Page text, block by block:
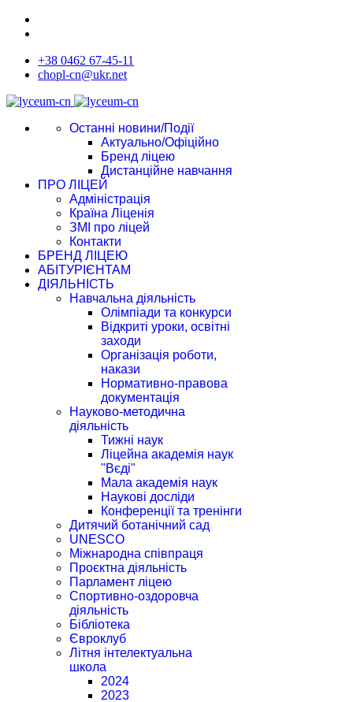
+38 0462 67-45-11
chopl-cn@ukr.net
Останні новини/Події
Актуально/Офіційно
Бренд ліцею
Дистанційне навчання
ПРО ЛІЦЕЙ
Адміністрація
Країна Ліценія
ЗМІ про ліцей
Контакти
БРЕНД ЛІЦЕЮ
АБІТУРІЄНТАМ
ДІЯЛЬНІСТЬ
Навчальна діяльність
Олімпіади та конкурси
Відкриті уроки, освітні
заходи
Організація роботи,
накази
Нормативно-правова
документація
Науково-методична
діяльність
Тижні наук
Ліцейна академія наук
"Вєді"
Мала академія наук
Наукові досліди
Конференції та тренінги
Дитячий ботанічний сад
UNESCO
Міжнародна співпраця
Проєктна діяльність
Парламент ліцею
Спортивно-оздоровча
діяльність
Бібліотека
Євроклуб
Літня інтелектуальна
школа
2024
2023